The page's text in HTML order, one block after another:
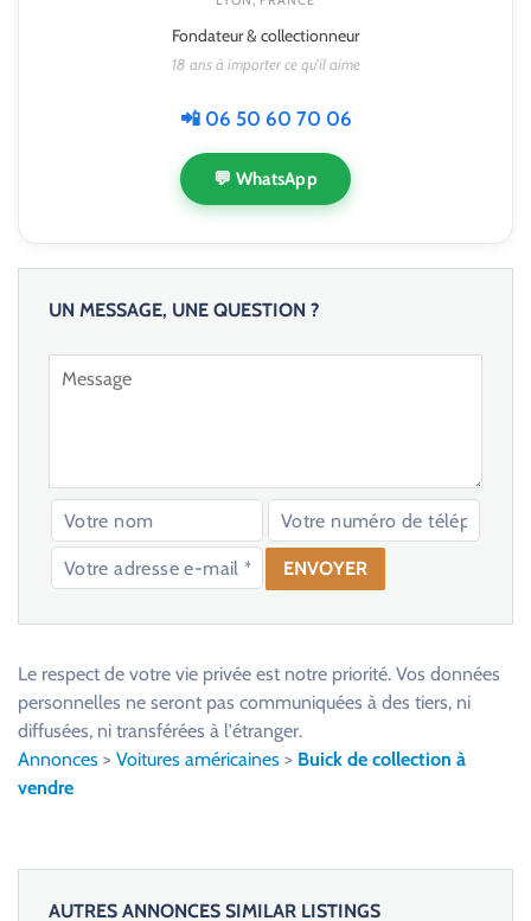
Fondateur & collectionneur
18 ans à importer ce qu'il aime
📲 06 50 60 70 06
💬 WhatsApp
UN MESSAGE, UNE QUESTION ?
e
Le respect de votre vie privée est notre priorité. Vos données
personnelles ne seront pas communiquées à des tiers, ni
diffusées, ni transférées à l'étranger.
Annonces > Voitures américaines > Buick de collection à
vendre
AUTRES ANNONCES SIMILAR LISTINGS